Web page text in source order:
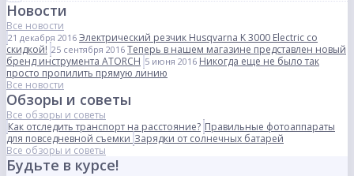
Новости
Все новости
21 декабря 2016 Электрический резчик Husqvarna K 3000 Electric со
скидкой! 25 сентября 2016 Теперь в нашем магазине представлен новый
бренд инструмента ATORCH 5 июня 2016 Никогда еще не было так
просто пропилить прямую линию
Все новости
Обзоры и советы
Все обзоры и советы
Как отследить транспорт на расстояние? Правильные фотоаппараты
для повседневной съемки Зарядки от солнечных батарей
Все обзоры и советы
Будьте в курсе!